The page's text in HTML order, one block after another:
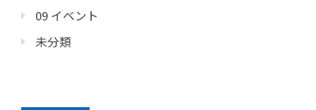
09 イベント
未分類